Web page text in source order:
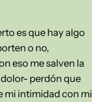
es que hay algo
o no,
eso me salven la
perdón que
mi intimidad con mi